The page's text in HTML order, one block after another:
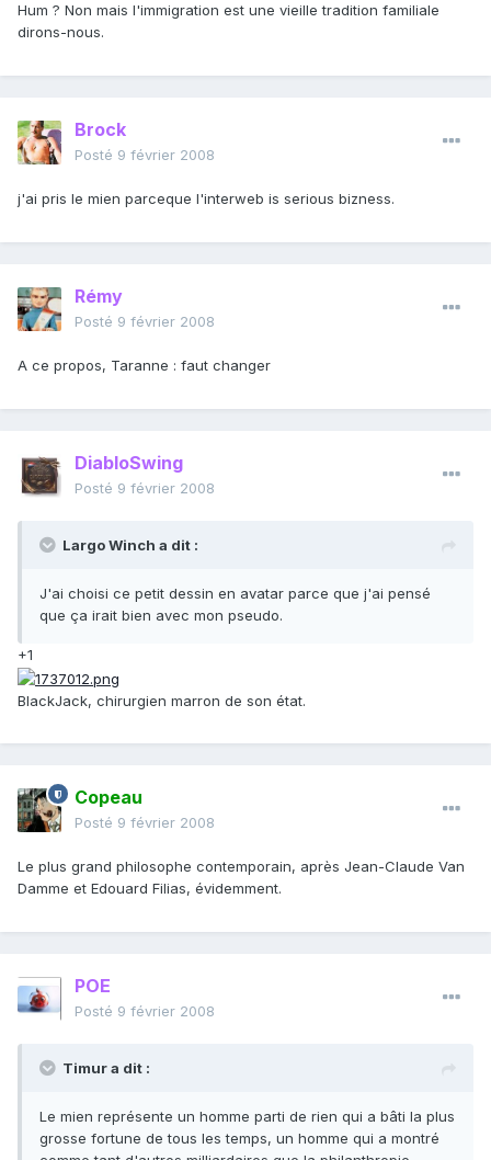
Hum ? Non mais l'immigration est une vieille tradition familiale
dirons-nous.
Brock
Posté 9 février 2008
j'ai pris le mien parceque l'interweb is serious bizness.
Rémy
Posté 9 février 2008
A ce propos, Taranne : faut changer
DiabloSwing
Posté 9 février 2008
Largo Winch a dit :
J'ai choisi ce petit dessin en avatar parce que j'ai pensé
que ça irait bien avec mon pseudo.
+1
BlackJack, chirurgien marron de son état.
Copeau
Posté 9 février 2008
Le plus grand philosophe contemporain, après Jean-Claude Van
Damme et Edouard Filias, évidemment.
POE
Posté 9 février 2008
Timur a dit :
Le mien représente un homme parti de rien qui a bâti la plus
grosse fortune de tous les temps, un homme qui a montré